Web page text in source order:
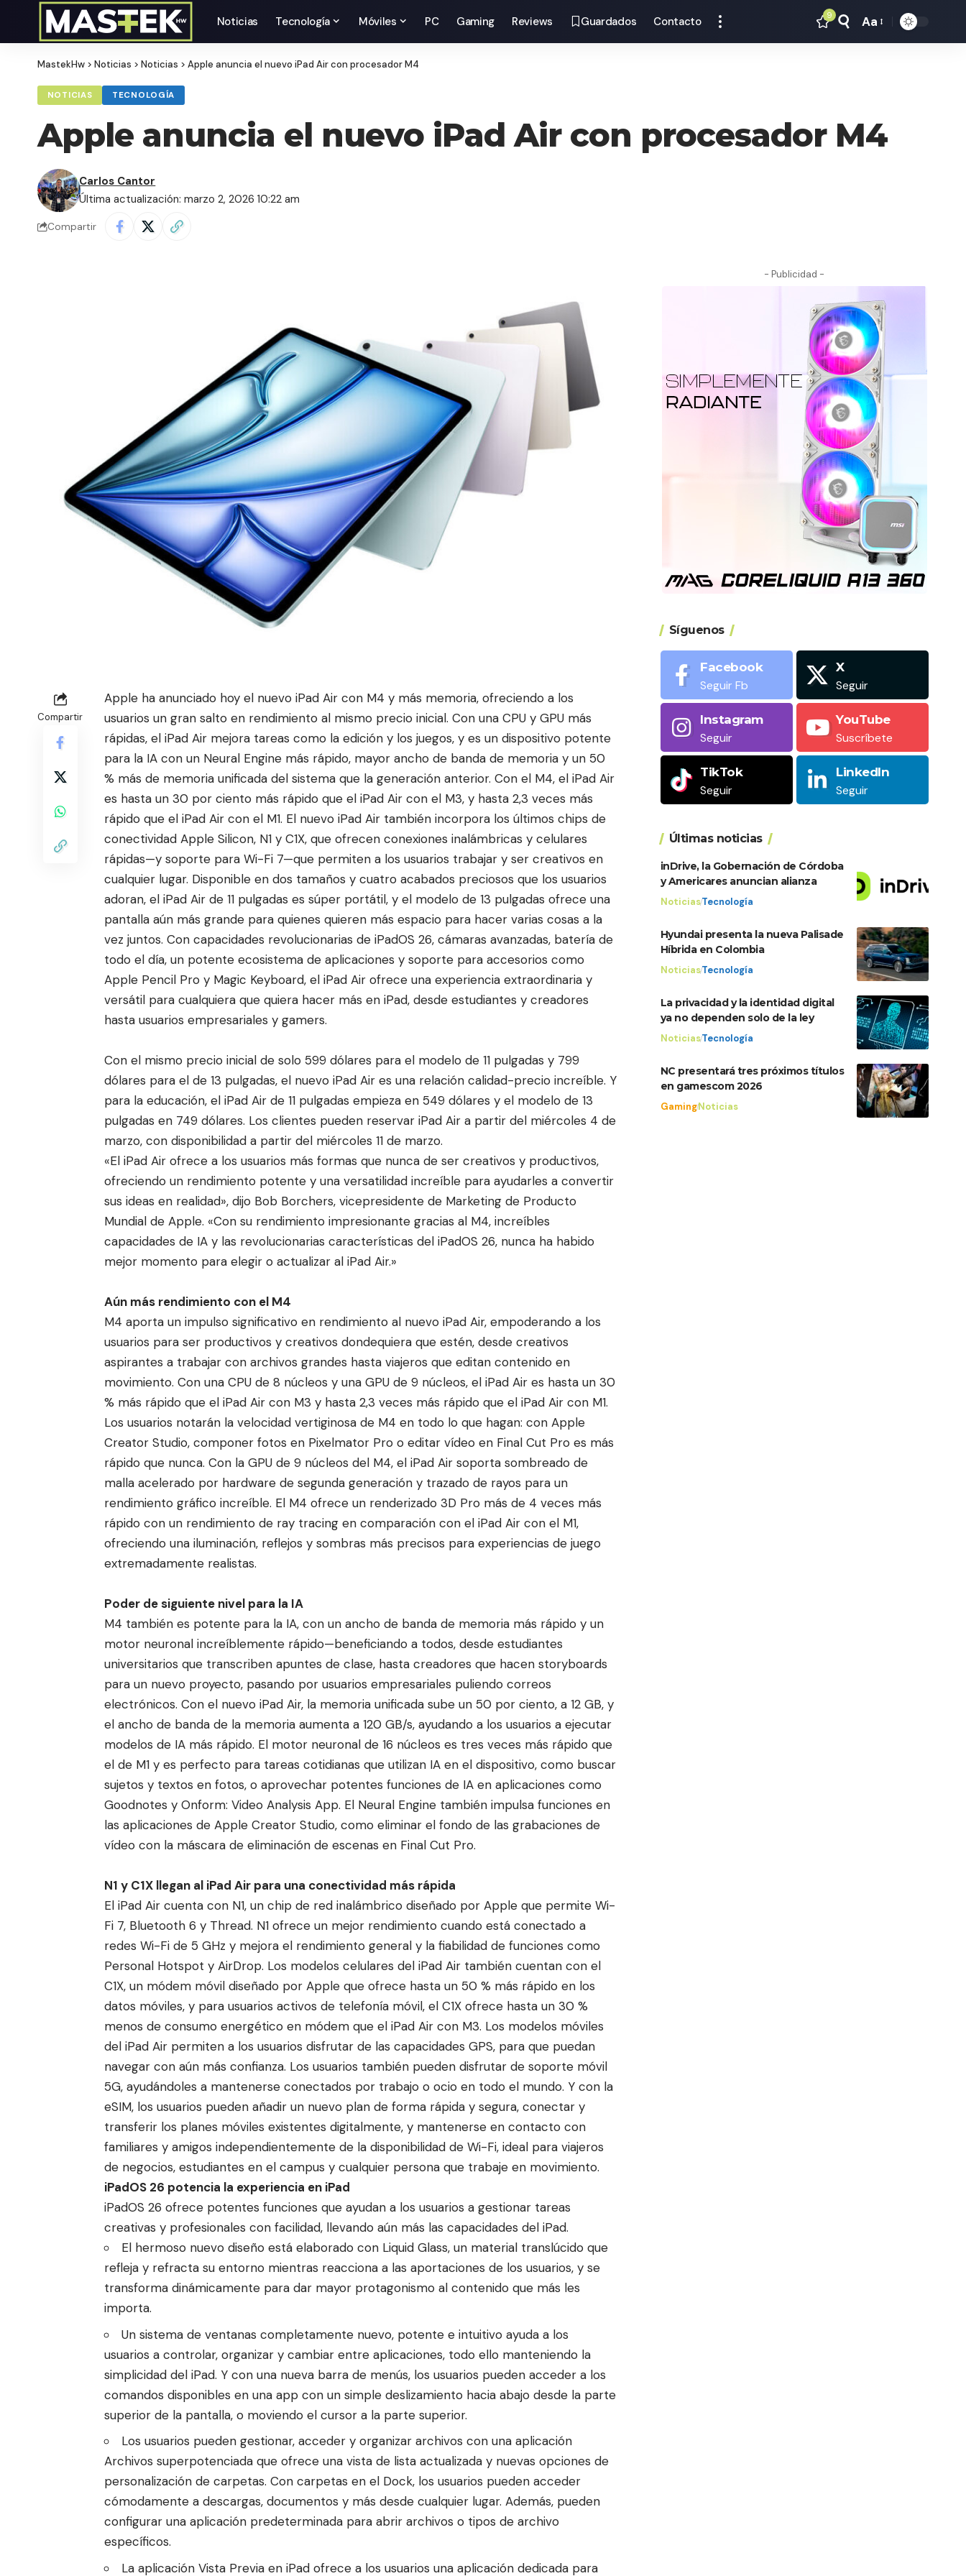
Noticias Tecnología Móviles PC Gaming Reviews Guardados Contacto 9
Tamaño
Aa
MastekHw > Noticias > Noticias > Apple anuncia el nuevo iPad Air con procesador M4
NOTICIAS TECNOLOGÍA
Apple anuncia el nuevo iPad Air con procesador M4
Última actualización: marzo 2, 2026 10:22 am
Carlos Cantor
Compartir
Compartir
Apple ha anunciado hoy el nuevo iPad Air con M4 y más memoria, ofreciendo a los
usuarios un gran salto en rendimiento al mismo precio inicial. Con una CPU y GPU más
rápidas, el iPad Air mejora tareas como la edición y los juegos, y es un dispositivo potente
para la IA con un Neural Engine más rápido, mayor ancho de banda de memoria y un 50
% más de memoria unificada del sistema que la generación anterior. Con el M4, el iPad Air
es hasta un 30 por ciento más rápido que el iPad Air con el M3, y hasta 2,3 veces más
rápido que el iPad Air con el M1. El nuevo iPad Air también incorpora los últimos chips de
conectividad Apple Silicon, N1 y C1X, que ofrecen conexiones inalámbricas y celulares
rápidas—y soporte para Wi-Fi 7—que permiten a los usuarios trabajar y ser creativos en
cualquier lugar. Disponible en dos tamaños y cuatro acabados preciosos que los usuarios
adoran, el iPad Air de 11 pulgadas es súper portátil, y el modelo de 13 pulgadas ofrece una
pantalla aún más grande para quienes quieren más espacio para hacer varias cosas a la
vez juntos. Con capacidades revolucionarias de iPadOS 26, cámaras avanzadas, batería de
todo el día, un potente ecosistema de aplicaciones y soporte para accesorios como
Apple Pencil Pro y Magic Keyboard, el iPad Air ofrece una experiencia extraordinaria y
versátil para cualquiera que quiera hacer más en iPad, desde estudiantes y creadores
hasta usuarios empresariales y gamers.
Con el mismo precio inicial de solo 599 dólares para el modelo de 11 pulgadas y 799
dólares para el de 13 pulgadas, el nuevo iPad Air es una relación calidad-precio increíble. Y
para la educación, el iPad Air de 11 pulgadas empieza en 549 dólares y el modelo de 13
pulgadas en 749 dólares. Los clientes pueden reservar iPad Air a partir del miércoles 4 de
marzo, con disponibilidad a partir del miércoles 11 de marzo.
«El iPad Air ofrece a los usuarios más formas que nunca de ser creativos y productivos,
ofreciendo un rendimiento potente y una versatilidad increíble para ayudarles a convertir
sus ideas en realidad», dijo Bob Borchers, vicepresidente de Marketing de Producto
Mundial de Apple. «Con su rendimiento impresionante gracias al M4, increíbles
capacidades de IA y las revolucionarias características del iPadOS 26, nunca ha habido
mejor momento para elegir o actualizar al iPad Air.»
Aún más rendimiento con el M4
M4 aporta un impulso significativo en rendimiento al nuevo iPad Air, empoderando a los
usuarios para ser productivos y creativos dondequiera que estén, desde creativos
aspirantes a trabajar con archivos grandes hasta viajeros que editan contenido en
movimiento. Con una CPU de 8 núcleos y una GPU de 9 núcleos, el iPad Air es hasta un 30
% más rápido que el iPad Air con M3 y hasta 2,3 veces más rápido que el iPad Air con M1.
Los usuarios notarán la velocidad vertiginosa de M4 en todo lo que hagan: con Apple
Creator Studio, componer fotos en Pixelmator Pro o editar vídeo en Final Cut Pro es más
rápido que nunca. Con la GPU de 9 núcleos del M4, el iPad Air soporta sombreado de
malla acelerado por hardware de segunda generación y trazado de rayos para un
rendimiento gráfico increíble. El M4 ofrece un renderizado 3D Pro más de 4 veces más
rápido con un rendimiento de ray tracing en comparación con el iPad Air con el M1,
ofreciendo una iluminación, reflejos y sombras más precisos para experiencias de juego
extremadamente realistas.
Poder de siguiente nivel para la IA
M4 también es potente para la IA, con un ancho de banda de memoria más rápido y un
motor neuronal increíblemente rápido—beneficiando a todos, desde estudiantes
universitarios que transcriben apuntes de clase, hasta creadores que hacen storyboards
para un nuevo proyecto, pasando por usuarios empresariales puliendo correos
electrónicos. Con el nuevo iPad Air, la memoria unificada sube un 50 por ciento, a 12 GB, y
el ancho de banda de la memoria aumenta a 120 GB/s, ayudando a los usuarios a ejecutar
modelos de IA más rápido. El motor neuronal de 16 núcleos es tres veces más rápido que
el de M1 y es perfecto para tareas cotidianas que utilizan IA en el dispositivo, como buscar
sujetos y textos en fotos, o aprovechar potentes funciones de IA en aplicaciones como
Goodnotes y Onform: Video Analysis App. El Neural Engine también impulsa funciones en
las aplicaciones de Apple Creator Studio, como eliminar el fondo de las grabaciones de
vídeo con la máscara de eliminación de escenas en Final Cut Pro.
N1 y C1X llegan al iPad Air para una conectividad más rápida
El iPad Air cuenta con N1, un chip de red inalámbrico diseñado por Apple que permite Wi-
Fi 7, Bluetooth 6 y Thread. N1 ofrece un mejor rendimiento cuando está conectado a
redes Wi-Fi de 5 GHz y mejora el rendimiento general y la fiabilidad de funciones como
Personal Hotspot y AirDrop. Los modelos celulares del iPad Air también cuentan con el
C1X, un módem móvil diseñado por Apple que ofrece hasta un 50 % más rápido en los
datos móviles, y para usuarios activos de telefonía móvil, el C1X ofrece hasta un 30 %
menos de consumo energético en módem que el iPad Air con M3. Los modelos móviles
del iPad Air permiten a los usuarios disfrutar de las capacidades GPS, para que puedan
navegar con aún más confianza. Los usuarios también pueden disfrutar de soporte móvil
5G, ayudándoles a mantenerse conectados por trabajo o ocio en todo el mundo. Y con la
eSIM, los usuarios pueden añadir un nuevo plan de forma rápida y segura, conectar y
transferir los planes móviles existentes digitalmente, y mantenerse en contacto con
familiares y amigos independientemente de la disponibilidad de Wi-Fi, ideal para viajeros
de negocios, estudiantes en el campus y cualquier persona que trabaje en movimiento.
iPadOS 26 potencia la experiencia en iPad
iPadOS 26 ofrece potentes funciones que ayudan a los usuarios a gestionar tareas
creativas y profesionales con facilidad, llevando aún más las capacidades del iPad.
El hermoso nuevo diseño está elaborado con Liquid Glass, un material translúcido que
refleja y refracta su entorno mientras reacciona a las aportaciones de los usuarios, y se
transforma dinámicamente para dar mayor protagonismo al contenido que más les
importa.
Un sistema de ventanas completamente nuevo, potente e intuitivo ayuda a los
usuarios a controlar, organizar y cambiar entre aplicaciones, todo ello manteniendo la
simplicidad del iPad. Y con una nueva barra de menús, los usuarios pueden acceder a los
comandos disponibles en una app con un simple deslizamiento hacia abajo desde la parte
superior de la pantalla, o moviendo el cursor a la parte superior.
Los usuarios pueden gestionar, acceder y organizar archivos con una aplicación
Archivos superpotenciada que ofrece una vista de lista actualizada y nuevas opciones de
personalización de carpetas. Con carpetas en el Dock, los usuarios pueden acceder
cómodamente a descargas, documentos y más desde cualquier lugar. Además, pueden
configurar una aplicación predeterminada para abrir archivos o tipos de archivo
específicos.
La aplicación Vista Previa en iPad ofrece a los usuarios una aplicación dedicada para
- Publicidad -
Síguenos
Facebook
Seguir Fb
X
Seguir
Instagram
Seguir
YouTube
Suscríbete
TikTok
Seguir
LinkedIn
Seguir
Últimas noticias
inDrive, la Gobernación de Córdoba
y Americares anuncian alianza
NoticiasTecnología
Hyundai presenta la nueva Palisade
Híbrida en Colombia
NoticiasTecnología
La privacidad y la identidad digital
ya no dependen solo de la ley
NoticiasTecnología
NC presentará tres próximos títulos
en gamescom 2026
GamingNoticias